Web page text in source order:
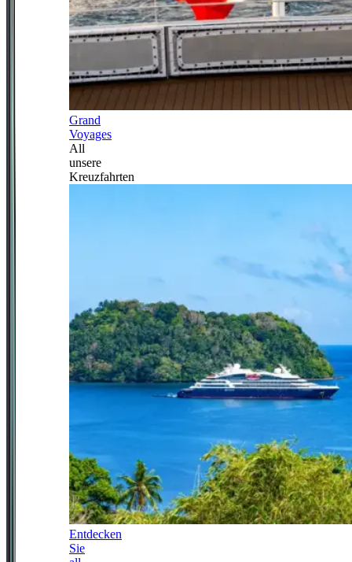
Grand
Voyages
All
unsere
Kreuzfahrten
Entdecken
Sie